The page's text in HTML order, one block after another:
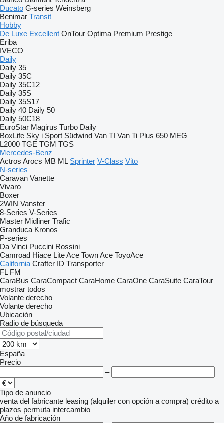
Ducato G-series Weinsberg
Benimar Transit
Hobby
De Luxe Excellent OnTour Optima Premium Prestige
Eriba
IVECO
Daily
Daily 35
Daily 35C
Daily 35C12
Daily 35S
Daily 35S17
Daily 40 Daily 50
Daily 50C18
EuroStar Magirus Turbo Daily
BoxLife Sky i Sport Südwind Van TI Van Ti Plus 650 MEG
L2000 TGE TGM TGS
Mercedes-Benz
Actros Arocs MB ML Sprinter V-Class Vito
N-series
Caravan Vanette
Vivaro
Boxer
2WIN Vanster
8-Series V-Series
Master Midliner Trafic
Granduca Kronos
P-series
Da Vinci Puccini Rossini
Camroad Hiace Lite Ace Town Ace ToyoAce
California Crafter ID Transporter
FL FM
CaraBus CaraCompact CaraHome CaraOne CaraSuite CaraTour
mostrar todos
Volante derecho
Volante derecho
Ubicación
Radio de búsqueda
España
Precio
–
Tipo de anuncio
venta del fabricante leasing (alquiler con opción a compra) crédito a
plazos permuta intercambio
Año de fabricación